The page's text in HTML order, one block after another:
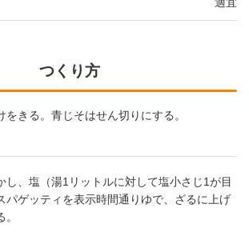
つくり方
をきる。青じそはせん切りにする。
し、塩（湯1リットルに対して塩小さじ1が目
パゲッティを表示時間通りゆで、ざるに上げ